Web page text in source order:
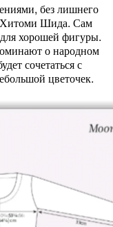
без лишнего
Хитоми Шида. Сам
хорошей фигуры.
о народном
сочетаться с
цветочек.